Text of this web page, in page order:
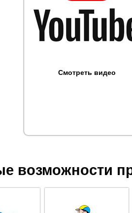
Смотреть видео
возможности